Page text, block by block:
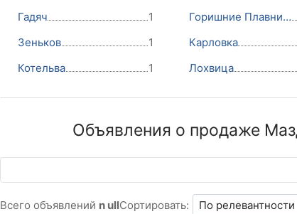
Гадяч 1 Горишние Плавни (Комсомольск)
Зеньков
1 Карловка
Котельва
1 Лохвица
Объявления о продаже
Всего объявлений n ullСортировать: